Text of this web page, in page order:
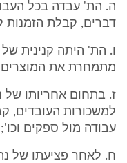
ה. הת' עבדה בכל
דברים, קבלת הזמנות
ו. הת' היתה קנינית
מתמחרת את
ז. בתחום אחריותו של
למשכורות העובדים,
עבודה מול ספקים וכו';
ח. לאחר פציעתו של